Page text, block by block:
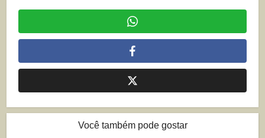
Você também pode gostar